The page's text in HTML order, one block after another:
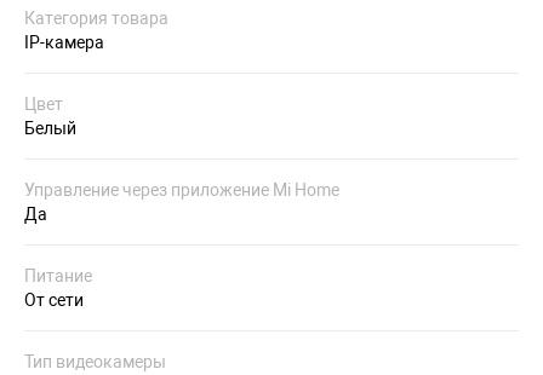
Категория товара
IP-камера
Цвет
Белый
Управление через приложение Mi Home
Да
Питание
От сети
Тип видеокамеры